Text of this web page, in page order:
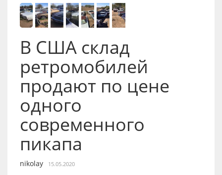
В США склад
ретромобилей
продают по цене
одного
современного
пикапа
nikolay 15.05.2020